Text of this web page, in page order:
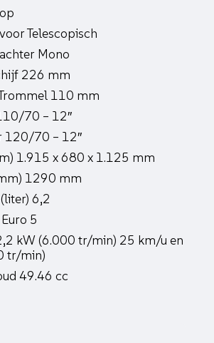
Telescopisch
Mono
226 mm
110 mm
70 – 12″
120/70 – 12″
1.915 x 680 x 1.125 mm
1290 mm
6,2
5
kW (6.000 tr/min) 25 km/u en
tr/min)
49.46 cc